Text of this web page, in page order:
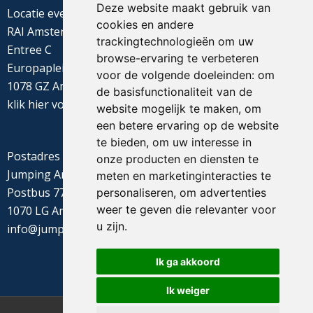
Deze website maakt gebruik van
cookies en andere
trackingtechnologieën om uw
browse-ervaring te verbeteren
voor de volgende doeleinden: om
de basisfunctionaliteit van de
website mogelijk te maken, om
een betere ervaring op de website
te bieden, om uw interesse in
onze producten en diensten te
meten en marketinginteracties te
personaliseren, om advertenties
weer te geven die relevanter voor
u zijn.
Ik ga akkoord
Ik weiger
Locatie evenement
RAI Amsterdam
Entree C
Europaplein 22
1078 GZ Amsterdam
klik hiervoor de routebeschrijving
Postadres
Jumping Amsterdam
Postbus 77655
1070 LG Amsterdam
info@jumpingamsterdam.nl